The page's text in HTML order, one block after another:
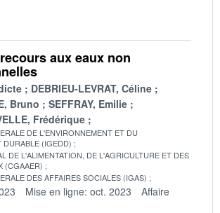
aux eaux non
DEBRIEU-LEVRAT, Céline
Bruno
SEFFRAY, Emilie
Frédérique
DE L'ENVIRONNEMENT ET DU
DURABLE (IGEDD)
DE L'ALIMENTATION, DE L'AGRICULTURE ET DES
(CGAAER)
DES AFFAIRES SOCIALES (IGAS)
Mise en ligne: oct. 2023
Affaire